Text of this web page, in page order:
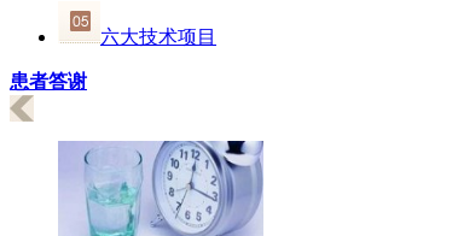
六大技术项目
患者答谢